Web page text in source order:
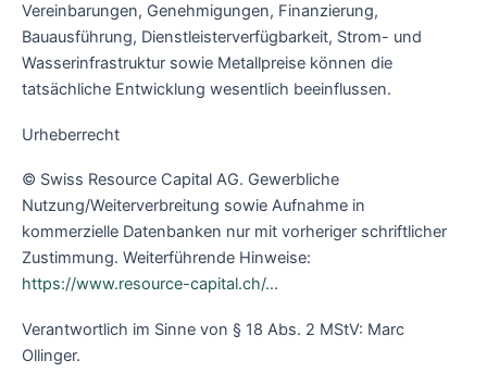
Vereinbarungen, Genehmigungen, Finanzierung,
Bauausführung, Dienstleisterverfügbarkeit, Strom- und
Wasserinfrastruktur sowie Metallpreise können die
tatsächliche Entwicklung wesentlich beeinflussen.
Urheberrecht
© Swiss Resource Capital AG. Gewerbliche
Nutzung/Weiterverbreitung sowie Aufnahme in
kommerzielle Datenbanken nur mit vorheriger schriftlicher
Zustimmung. Weiterführende Hinweise:
https://www.resource-capital.ch/…
Verantwortlich im Sinne von § 18 Abs. 2 MStV: Marc
Ollinger.